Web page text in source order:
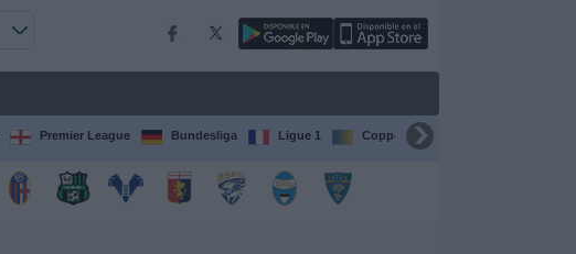
Premier League Bundesliga Ligue 1 Coppa del Mondo FIFA per club